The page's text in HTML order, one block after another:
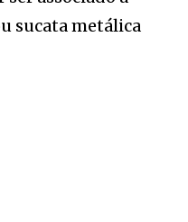
sucata metálica